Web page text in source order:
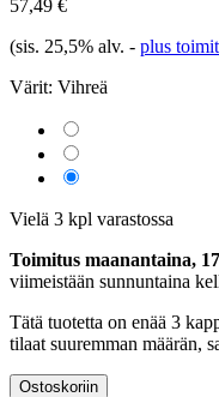
57,49 €
(sis. 25,5% alv. - plus
Värit: Vihreä
Vielä 3 kpl varastossa
Toimitus maanantaina,
viimeistään sunnuntaina
Tätä tuotetta on enää 3
tilaat suuremman määrän,
Ostoskoriin